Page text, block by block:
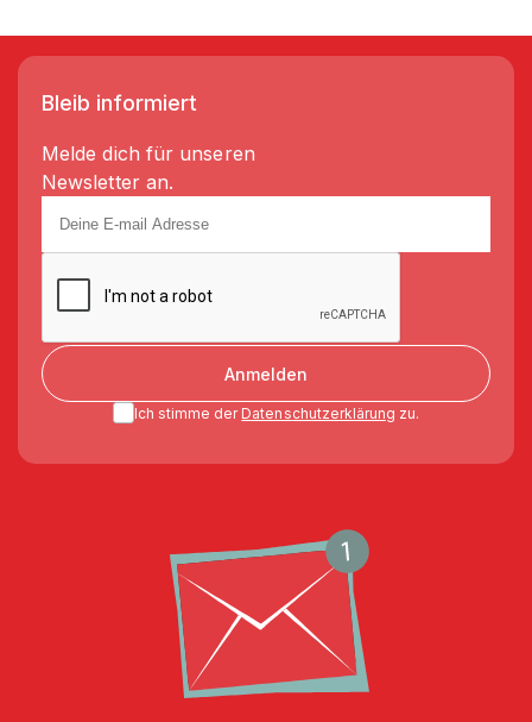
Bleib informiert
Melde dich für unseren
Newsletter an.
Anmelden
Ich stimme der Datenschutzerklärung zu.